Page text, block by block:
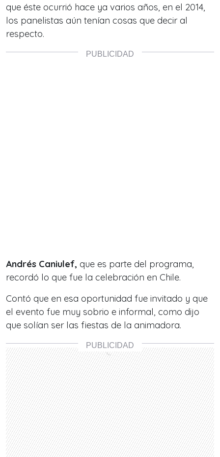
que éste ocurrió hace ya varios años, en el 2014,
los panelistas aún tenían cosas que decir al
respecto.
Andrés Caniulef, que es parte del programa,
recordó lo que fue la celebración en Chile.
Contó que en esa oportunidad fue invitado y que
el evento fue muy sobrio e informal, como dijo
que solían ser las fiestas de la animadora.